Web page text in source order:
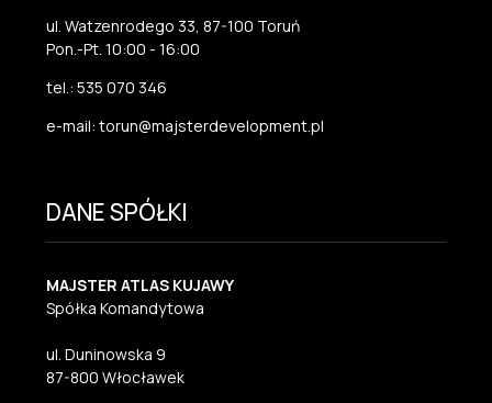
ul. Watzenrodego 33, 87-100 Toruń
Pon.-Pt. 10:00 - 16:00
tel.: 535 070 346
e-mail: torun@majsterdevelopment.pl
DANE SPÓŁKI
MAJSTER ATLAS KUJAWY
Spółka Komandytowa
ul. Duninowska 9
87-800 Włocławek